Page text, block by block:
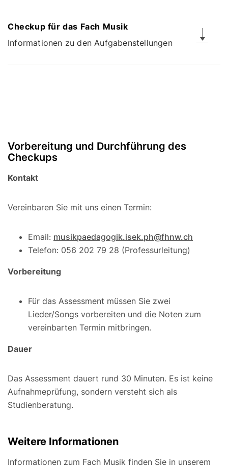
Checkup für das Fach Musik
Informationen zu den Aufgabenstellungen
Vorbereitung und Durchführung des
Checkups
Kontakt
Vereinbaren Sie mit uns einen Termin:
Email: musikpaedagogik.isek.ph@fhnw.ch
Telefon: 056 202 79 28 (Professurleitung)
Vorbereitung
Für das Assessment müssen Sie zwei
Lieder/Songs vorbereiten und die Noten zum
vereinbarten Termin mitbringen.
Dauer
Das Assessment dauert rund 30 Minuten. Es ist keine
Aufnahmeprüfung, sondern versteht sich als
Studienberatung.
Weitere Informationen
Informationen zum Fach Musik finden Sie in unserem